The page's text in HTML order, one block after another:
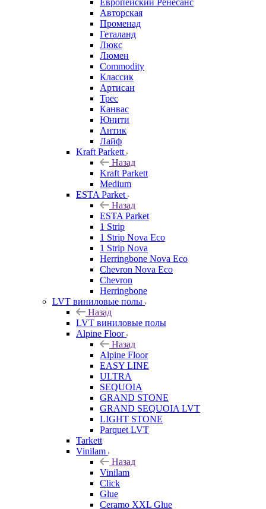
Европейский Ренесанс
Авторская
Променад
Геталанд
Люкс
Люмен
Commodity
Классик
Артисан
Трес
Канвас
Юнити
Антик
Лайф
Kraft Parkett
Назад
Kraft Parkett
Medium
ESTA Parket
Назад
ESTA Parket
1 Strip
1 Strip Nova Eco
1 Strip Nova
Herringbone Nova Eco
Chevron Nova Eco
Chevron
Herringbone
LVT виниловые полы
Назад
LVT виниловые полы
Alpine Floor
Назад
Alpine Floor
EASY LINE
ULTRA
SEQUOIA
GRAND STONE
GRAND SEQUOIA LVT
LIGHT STONE
Parquet LVT
Tarkett
Vinilam
Назад
Vinilam
Click
Glue
Ceramo XXL Glue